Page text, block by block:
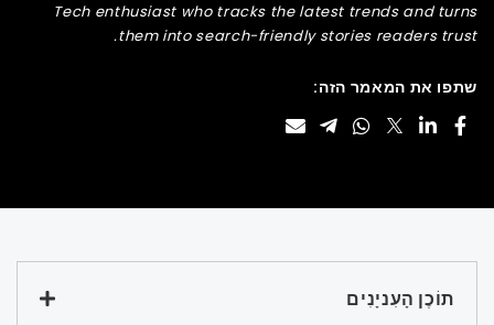
Tech enthusiast who tracks the latest trends and turns
them into search-friendly stories readers trust.
שתפו את המאמר הזה:
תוֹכֶן הָעִניָנִים